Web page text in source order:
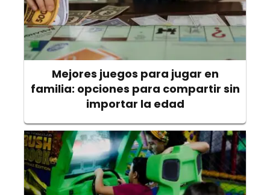
Mejores juegos para jugar en
familia: opciones para compartir sin
importar la edad